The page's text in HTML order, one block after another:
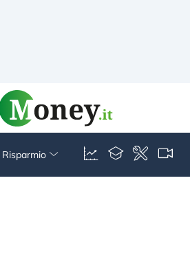
Risparmio